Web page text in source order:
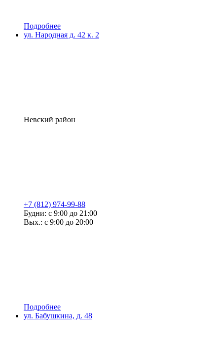
Подробнее
ул. Народная д. 42 к. 2
Невский район
+7 (812) 974-99-88
Будни: с 9:00 до 21:00
Вых.: с 9:00 до 20:00
Подробнее
ул. Бабушкина, д. 48